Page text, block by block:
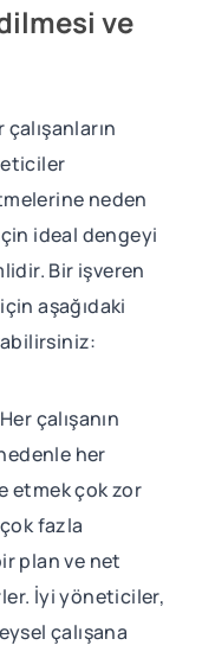
ve
neden
ideal dengeyi
Bir işveren
aşağıdaki
çalışanın
her
etmek çok zor
fazla
plan ve net
İyi yöneticiler,
çalışana